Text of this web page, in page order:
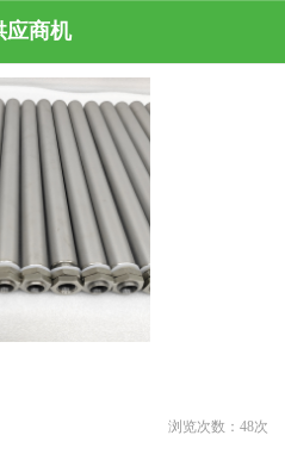
应商机
浏览次数： 48次